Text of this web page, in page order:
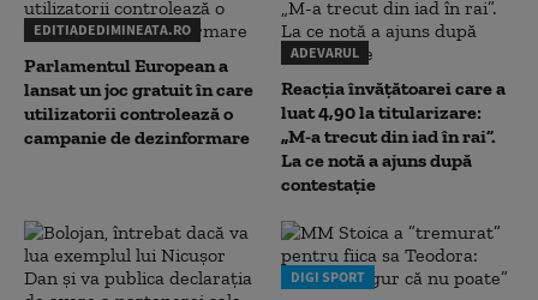
EDITIADEDIMINEATA.RO
Parlamentul European a
lansat un joc gratuit în care
utilizatorii controlează o
campanie de dezinformare
ADEVARUL
Reacția învățătoarei care a
luat 4,90 la titularizare:
„M-a trecut din iad în rai”.
La ce notă a ajuns după
contestație
DIGI SPORT